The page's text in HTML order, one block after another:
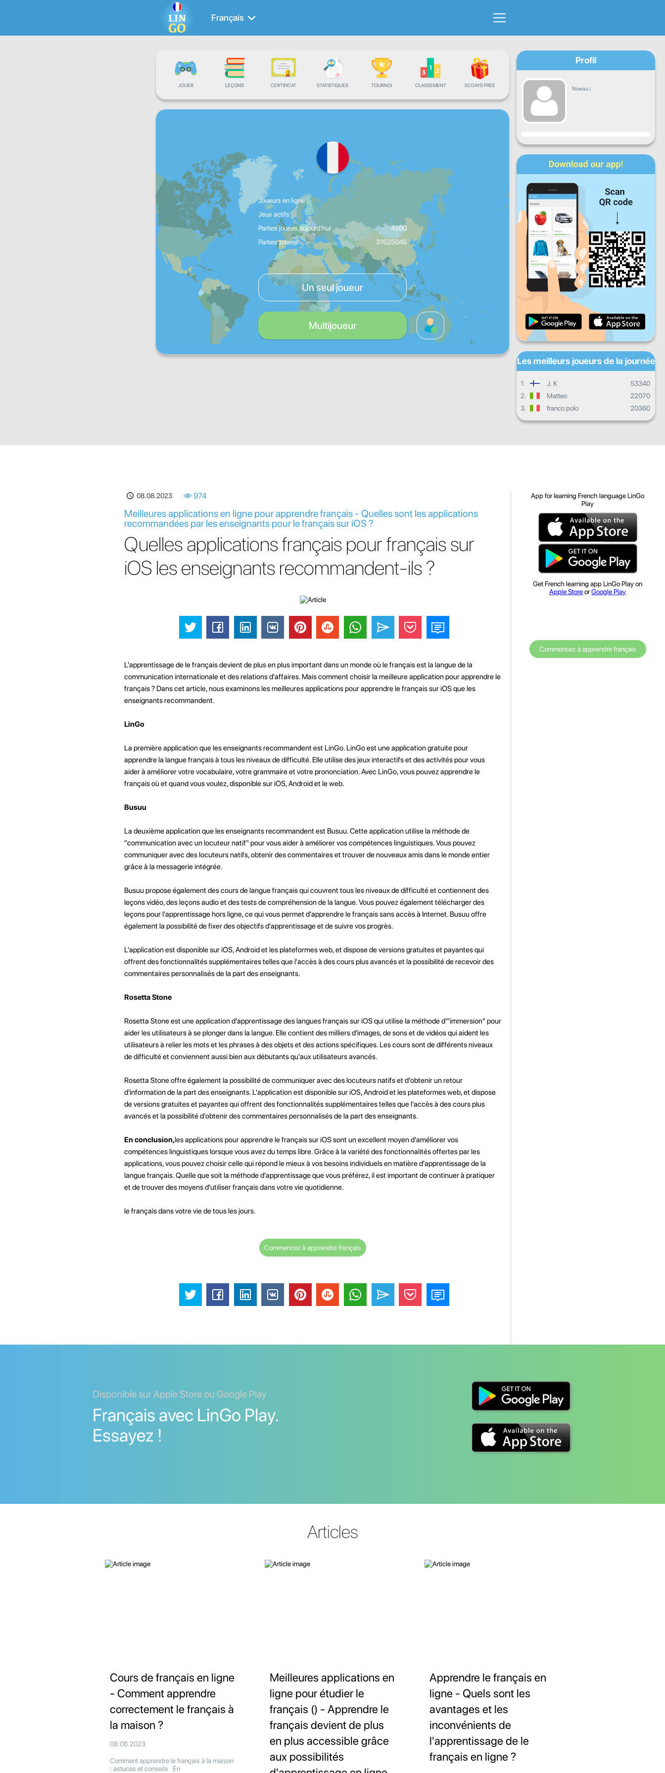
Français
JOUER LEÇONS CERTIFICAT STATISTIQUES TOURNOI CLASSEMENT 30 DAYS FREE
Joueurs en ligne
Jeux actifs
Parties jouées aujourd'hui
4590
Parties totales
31525046
Un seul joueur
Multijoueur
Profil
Niveau |
Progrès
Lun Mer Jeu
Sam Dim
Progrès quotidien
Progrès mensuel
Progrès d'ensemble
Les meilleurs joueurs de la journée
1. J. K
53340
2.
Matteo
22070
3.
franco polo 20360
08.08.2023 974
Meilleures applications en ligne pour apprendre français - Quelles sont les applications
recommandées par les enseignants pour le français sur iOS ?
Quelles applications français pour français sur
iOS les enseignants recommandent-ils ?
L'apprentissage de le français devient de plus en plus important dans un monde où le français est la langue de la
communication internationale et des relations d'affaires. Mais comment choisir la meilleure application pour apprendre le
français ? Dans cet article, nous examinons les meilleures applications pour apprendre le français sur iOS que les
enseignants recommandent.
LinGo
La première application que les enseignants recommandent est LinGo. LinGo est une application gratuite pour
apprendre la langue français à tous les niveaux de difficulté. Elle utilise des jeux interactifs et des activités pour vous
aider à améliorer votre vocabulaire, votre grammaire et votre prononciation. Avec LinGo, vous pouvez apprendre le
français où et quand vous voulez, disponible sur iOS, Android et le web.
Busuu
La deuxième application que les enseignants recommandent est Busuu. Cette application utilise la méthode de
"communication avec un locuteur natif" pour vous aider à améliorer vos compétences linguistiques. Vous pouvez
communiquer avec des locuteurs natifs, obtenir des commentaires et trouver de nouveaux amis dans le monde entier
grâce à la messagerie intégrée.
Busuu propose également des cours de langue français qui couvrent tous les niveaux de difficulté et contiennent des
leçons vidéo, des leçons audio et des tests de compréhension de la langue. Vous pouvez également télécharger des
leçons pour l'apprentissage hors ligne, ce qui vous permet d'apprendre le français sans accès à Internet. Busuu offre
également la possibilité de fixer des objectifs d'apprentissage et de suivre vos progrès.
L'application est disponible sur iOS, Android et les plateformes web, et dispose de versions gratuites et payantes qui
offrent des fonctionnalités supplémentaires telles que l'accès à des cours plus avancés et la possibilité de recevoir des
commentaires personnalisés de la part des enseignants.
Rosetta Stone
Rosetta Stone est une application d'apprentissage des langues français sur iOS qui utilise la méthode d'"immersion" pour
aider les utilisateurs à se plonger dans la langue. Elle contient des milliers d'images, de sons et de vidéos qui aident les
utilisateurs à relier les mots et les phrases à des objets et des actions spécifiques. Les cours sont de différents niveaux
de difficulté et conviennent aussi bien aux débutants qu'aux utilisateurs avancés.
Rosetta Stone offre également la possibilité de communiquer avec des locuteurs natifs et d'obtenir un retour
d'information de la part des enseignants. L'application est disponible sur iOS, Android et les plateformes web, et dispose
de versions gratuites et payantes qui offrent des fonctionnalités supplémentaires telles que l'accès à des cours plus
avancés et la possibilité d'obtenir des commentaires personnalisés de la part des enseignants.
En conclusion,les applications pour apprendre le français sur iOS sont un excellent moyen d'améliorer vos
compétences linguistiques lorsque vous avez du temps libre. Grâce à la variété des fonctionnalités offertes par les
applications, vous pouvez choisir celle qui répond le mieux à vos besoins individuels en matière d'apprentissage de la
langue français. Quelle que soit la méthode d'apprentissage que vous préférez, il est important de continuer à pratiquer
et de trouver des moyens d'utiliser français dans votre vie quotidienne.
le français dans votre vie de tous les jours.
Commencez à apprendre français
App for learning French language LinGo
Play
Get French learning app LinGo Play on
Apple StoreorGoogle Play
Commencez à apprendre français
Disponible sur Apple Store ou Google Play
Français avec LinGo Play.
Essayez !
Articles
Cours de français en ligne
- Comment apprendre
correctement le français à
la maison ?
08.08.2023
Comment apprendre le français à la maison
: astuces et conseils En
Meilleures applications en
ligne pour étudier le
français () - Apprendre le
français devient de plus
en plus accessible grâce
aux possibilités
Apprendre le français en
ligne - Quels sont les
avantages et les
inconvénients de
l'apprentissage de le
français en ligne ?